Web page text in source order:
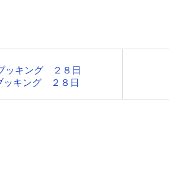
ッキング ２８日